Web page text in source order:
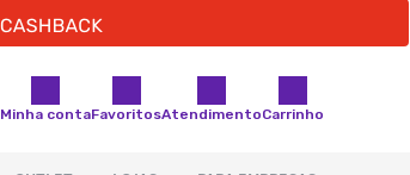
Minha contaFavoritosAtendimentoCarrinho